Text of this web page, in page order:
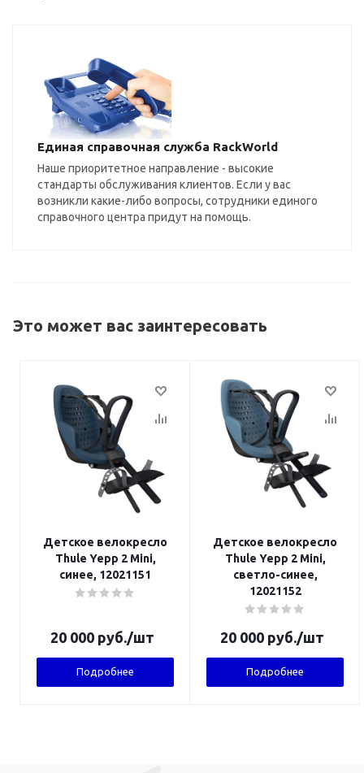
Единая справочная служба RackWorld
Наше приоритетное направление - высокие
стандарты обслуживания клиентов. Если у вас
возникли какие-либо вопросы, сотрудники единого
справочного центра придут на помощь.
Это может вас заинтересовать
Детское велокресло
Thule Yepp 2 Mini,
синее, 12021151
20 000 руб./шт
Подробнее
Детское велокресло
Thule Yepp 2 Mini,
cветло-синее,
12021152
20 000 руб./шт
Подробнее